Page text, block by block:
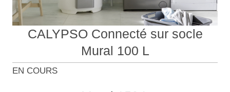
CALYPSO Connecté sur socle
Mural 100 L
EN COURS